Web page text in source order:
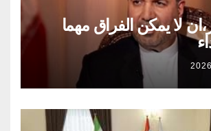
لا يمكن الفراق مهما